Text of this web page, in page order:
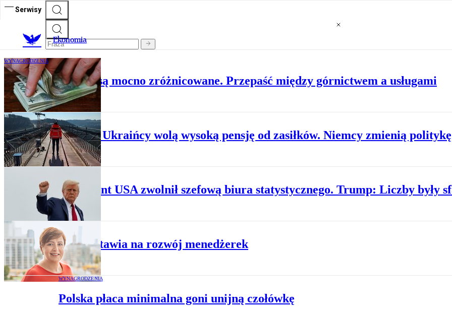
Serwisy
Ekonomia
WYNAGRODZENIA
W Polsce zarobki są mocno zróżnicowane. Przepaść między górnictwem a usługami
Raport: Ukraińcy wolą wysoką pensję od zasiłków. Niemcy zmienią
Prezydent USA zwolnił szefową biura statystycznego. Trump: Liczby były
InPost stawia na rozwój menedżerek
WYNAGRODZENIA
Polska płaca minimalna goni unijną czołówkę